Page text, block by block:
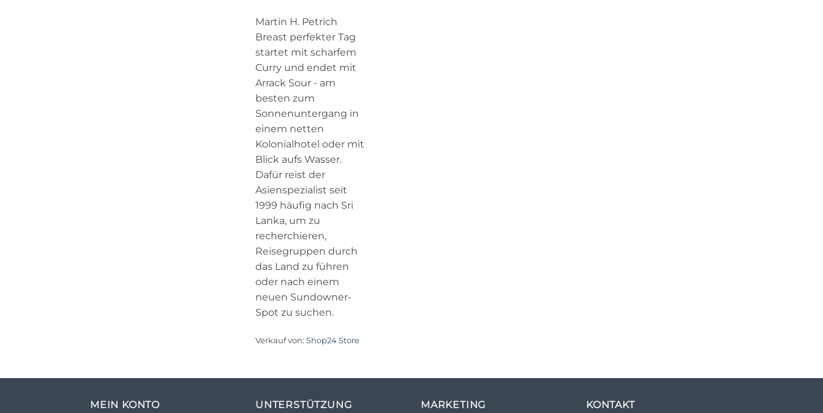
Martin H. Petrich
Breast perfekter Tag
startet mit scharfem
Curry und endet mit
Arrack Sour - am
besten zum
Sonnenuntergang in
einem netten
Kolonialhotel oder mit
Blick aufs Wasser.
Dafür reist der
Asienspezialist seit
1999 häufig nach Sri
Lanka, um zu
recherchieren,
Reisegruppen durch
das Land zu führen
oder nach einem
neuen Sundowner-
Spot zu suchen.
Verkauf von: Shop24 Store
MEIN KONTO UNTERSTÜTZUNG MARKETING KONTAKT